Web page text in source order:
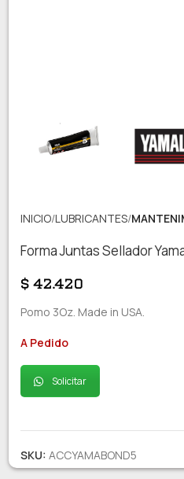
INICIO LUBRICANTES
Forma Juntas Sellador
$42.420
Pomo 3Oz. Made in USA.
A Pedido
Solicitar
SKU: ACCYAMABOND5